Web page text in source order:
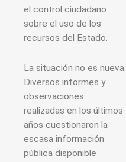
el control ciudadano
sobre el uso de los
recursos del Estado.
La situación no es nueva.
Diversos informes y
observaciones
realizadas en los últimos
años cuestionaron la
escasa información
pública disponible